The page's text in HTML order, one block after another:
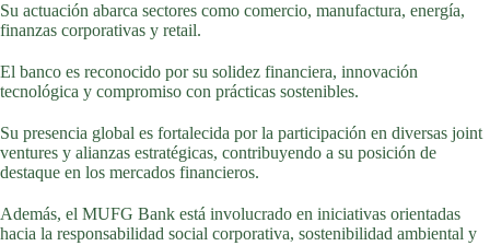
Su actuación abarca sectores como comercio, manufactura, energía,
finanzas corporativas y retail.
El banco es reconocido por su solidez financiera, innovación
tecnológica y compromiso con prácticas sostenibles.
Su presencia global es fortalecida por la participación en diversas joint
ventures y alianzas estratégicas, contribuyendo a su posición de
destaque en los mercados financieros.
Además, el MUFG Bank está involucrado en iniciativas orientadas
hacia la responsabilidad social corporativa, sostenibilidad ambiental y